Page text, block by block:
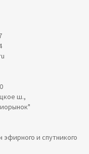
ш.,
и спутникого